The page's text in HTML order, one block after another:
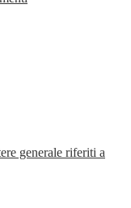
generale riferiti a